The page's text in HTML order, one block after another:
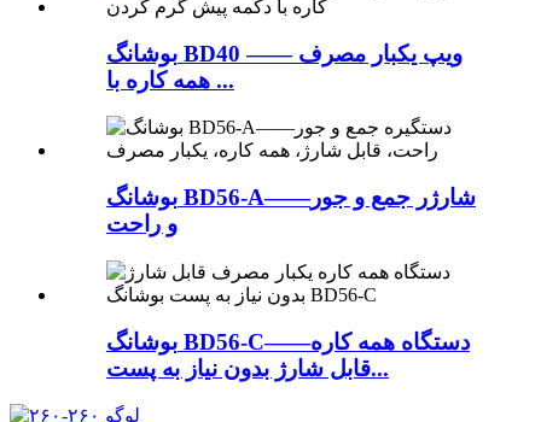
بوشانگ BD40 —— ویپ یکبار مصرف
همه کاره با ...
بوشانگ BD56-A——شارژر جمع و جور
و راحت
بوشانگ BD56-C——دستگاه همه کاره
قابل شارژ بدون نیاز به پست...